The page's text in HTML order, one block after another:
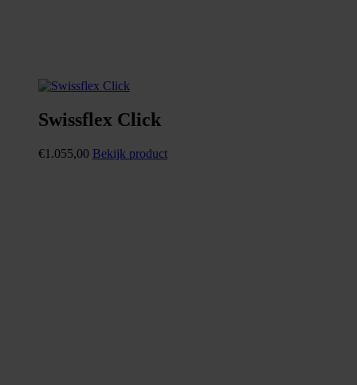
Swissflex Click
€1.055,00 Bekijk product